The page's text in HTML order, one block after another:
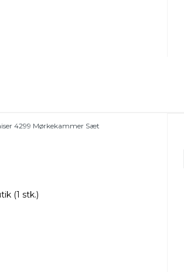
4299 Mørkekammer Sæt
(1 stk.)